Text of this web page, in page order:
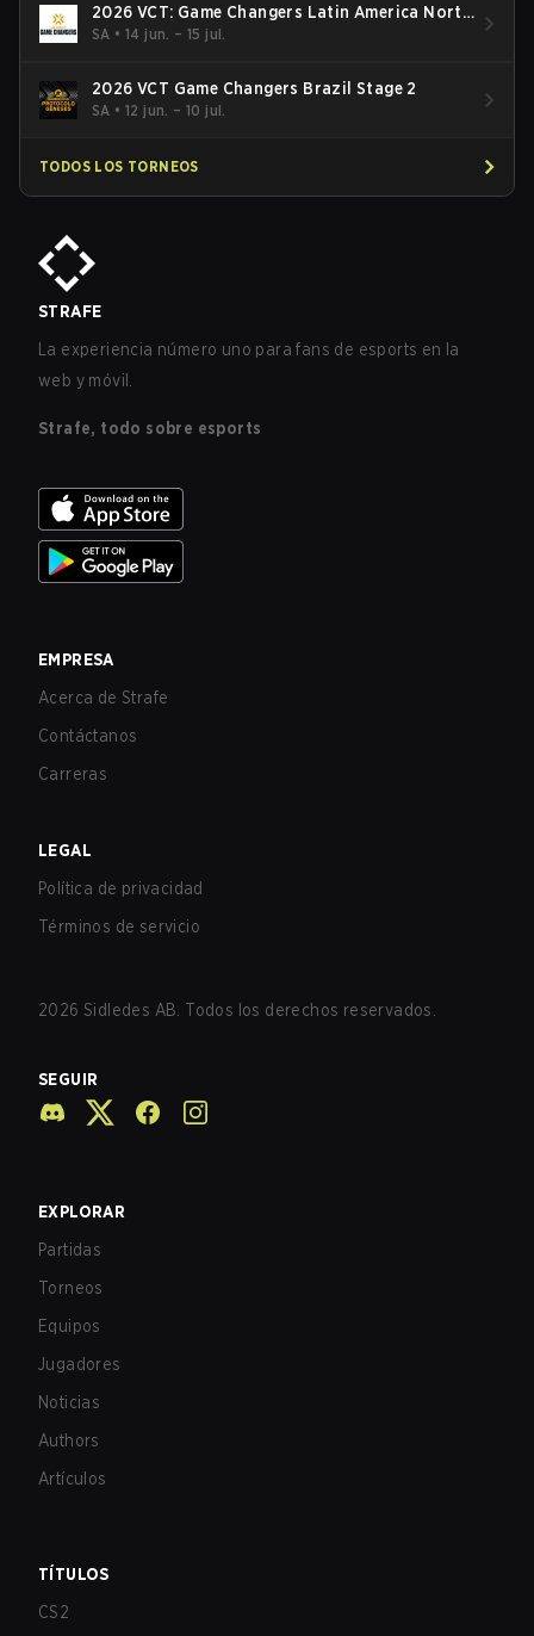
2026 VCT: Game Changers Latin America North
- Stage 2
SA •14 jun. – 15 jul.
2026 VCT Game Changers Brazil Stage 2
SA •12 jun. – 10 jul.
TODOS LOS TORNEOS
STRAFE
La experiencia número uno para fans de esports en la
web y móvil.
Strafe, todo sobre esports
EMPRESA
Acerca de Strafe
Contáctanos
Carreras
LEGAL
Política de privacidad
Términos de servicio
2026 Sidledes AB. Todos los derechos reservados.
SEGUIR
EXPLORAR
Partidas
Torneos
Equipos
Jugadores
Noticias
Authors
Artículos
TÍTULOS
CS2